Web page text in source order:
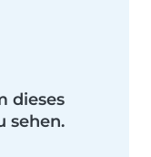
dieses
sehen.